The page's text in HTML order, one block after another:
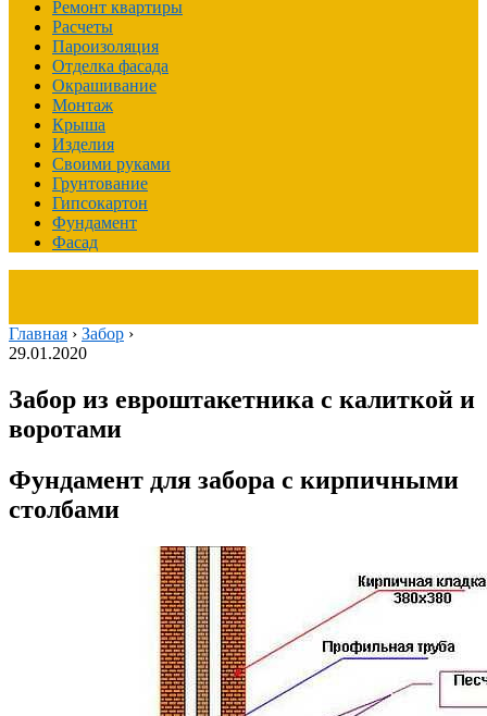
Ремонт квартиры
Расчеты
Пароизоляция
Отделка фасада
Окрашивание
Монтаж
Крыша
Изделия
Своими руками
Грунтование
Гипсокартон
Фундамент
Фасад
Главная › Забор ›
29.01.2020
Забор из евроштакетника с калиткой и
воротами
Фундамент для забора с кирпичными
столбами